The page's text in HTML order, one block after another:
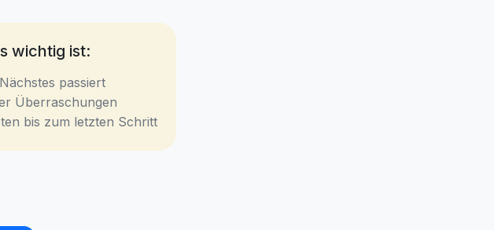
wichtig ist:
passiert
Überraschungen
bis zum letzten Schritt